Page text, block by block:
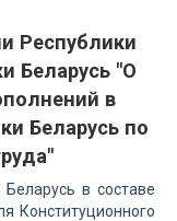
Республики
Беларусь "О
в
Беларусь по
в составе
Конституционного